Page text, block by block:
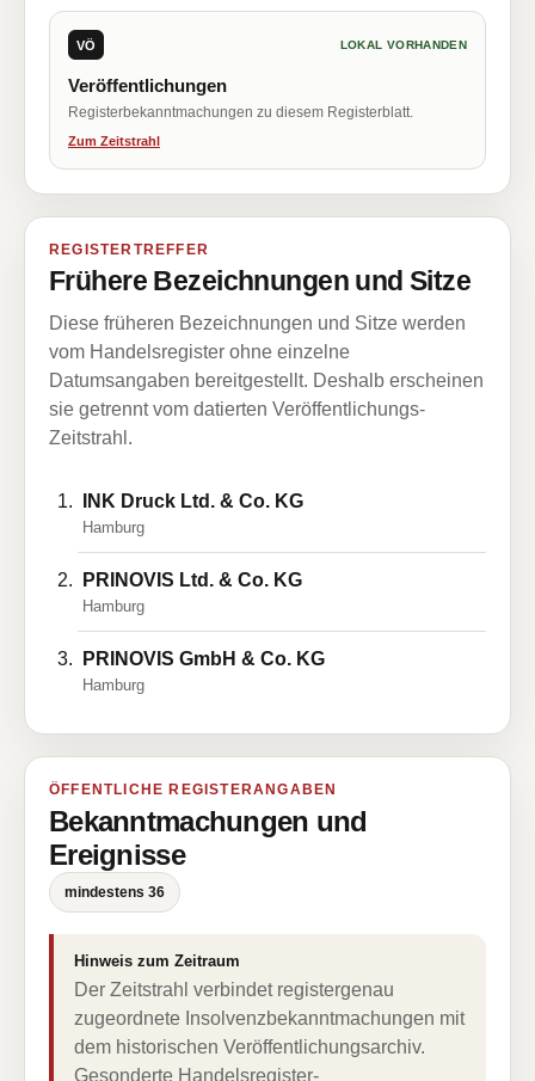
VÖ LOKAL VORHANDEN
Veröffentlichungen
Registerbekanntmachungen zu diesem Registerblatt.
Zum Zeitstrahl
REGISTERTREFFER
Frühere Bezeichnungen und Sitze
Diese früheren Bezeichnungen und Sitze werden
vom Handelsregister ohne einzelne
Datumsangaben bereitgestellt. Deshalb erscheinen
sie getrennt vom datierten Veröffentlichungs-
Zeitstrahl.
INK Druck Ltd. & Co. KG
Hamburg
PRINOVIS Ltd. & Co. KG
Hamburg
PRINOVIS GmbH & Co. KG
Hamburg
ÖFFENTLICHE REGISTERANGABEN
Bekanntmachungen und
Ereignisse
mindestens 36
Hinweis zum Zeitraum
Der Zeitstrahl verbindet registergenau
zugeordnete Insolvenzbekanntmachungen mit
dem historischen Veröffentlichungsarchiv.
Gesonderte Handelsregister-